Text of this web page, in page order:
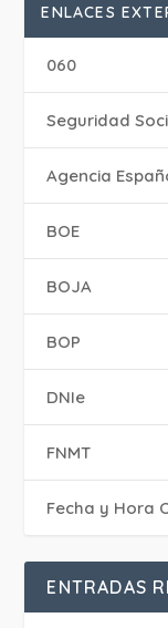
ENLACES
060
Seguridad
Agencia
BOE
BOJA
BOP
DNIe
FNMT
Fecha y Hora
ENTRADAS